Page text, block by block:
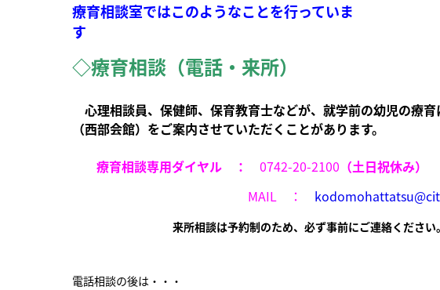
療育相談室ではこのようなことを行っていま
す
◇療育相談（電話・来所）
心理相談員、保健師、保育教育士などが、就学前の幼児の療
（西部会館） をご案内させていただくことがあります。
療育相談専用ダイヤル ： 0742-20-2100 （土日祝休み）
MAIL ：
来所相談は予約制のため、必ず事前にご連絡ください。
電話相談の後は・・・